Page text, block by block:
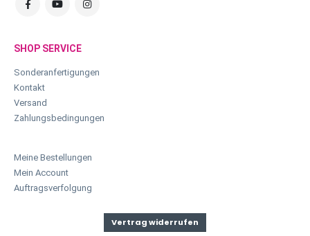
SHOP SERVICE
Sonderanfertigungen
Kontakt
Versand
Zahlungsbedingungen
Meine Bestellungen
Mein Account
Auftragsverfolgung
Vertrag widerrufen